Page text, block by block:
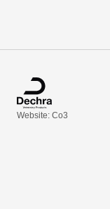
Website: Co3